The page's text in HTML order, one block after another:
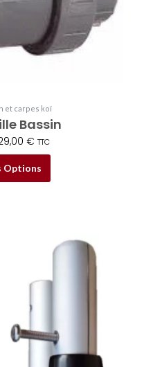
et carpes koï
Bassin
€ TTC
Options
sur
la
page